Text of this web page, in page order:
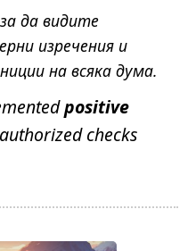
да видите
изречения и
на всяка дума.
positive
checks